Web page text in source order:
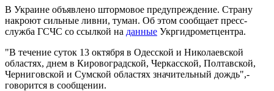
В Украине объявлено штормовое предупреждение. Страну
накроют сильные ливни, туман. Об этом сообщает пресс-
служба ГСЧС со ссылкой на данные Укргидрометцентра.
"В течение суток 13 октября в Одесской и Николаевской
областях, днем в Кировоградской, Черкасской, Полтавской,
Черниговской и Сумской областях значительный дождь",-
говорится в сообщении.